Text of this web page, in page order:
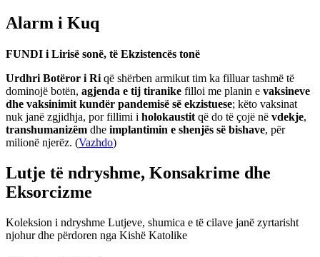
Alarm i Kuq
FUNDI i Lirisë sonë, të Ekzistencës tonë
Urdhri Botëror i Ri që shërben armikut tim ka filluar tashmë të
dominojë botën, agjenda e tij tiranike filloi me planin e vaksineve
dhe vaksinimit kundër pandemisë së ekzistuese; këto vaksinat
nuk janë zgjidhja, por fillimi i holokaustit që do të çojë në vdekje,
transhumanizëm dhe implantimin e shenjës së bishave, për
milionë njerëz. (Vazhdo)
Lutje të ndryshme, Konsakrime dhe
Eksorcizme
Koleksion i ndryshme Lutjeve, shumica e të cilave janë zyrtarisht
njohur dhe përdoren nga Kishë Katolike